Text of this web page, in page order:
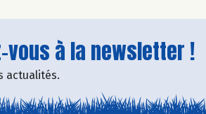
à la newsletter !
actualités.